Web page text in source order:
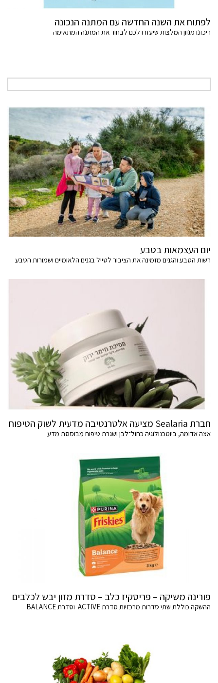
לפתוח את השנה החדשה עם המתנה הנכונה
ריכזנו מגוון המלצות שיעזרו לכם לבחור את המתנה המתאימה
יום העצמאות בטבע
רשות הטבע והגנים מזמינה את הציבור לטייל בגנים הלאומיים ושמורות הטבע
חברת Sealaria מציעה אלטרנטיבה מדעית לשוק הטיפוח
אצה אדומה, ביוטכנולוגיה כחול־לבן ושגרת טיפוח מבוססת מדע
פורינה משיקה – פריסקיז כלב – סדרת מזון יבש לכלבים
ההשקה כוללת שתי סדרות מרכזיות סדרת ACTIVE וסדרת BALANCE